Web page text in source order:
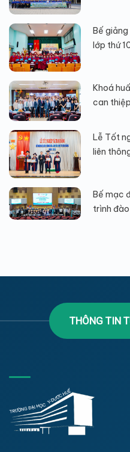
Bế
lớp thứ
Khoá
can
Lễ Tốt
liên
Bế mạc
trình
THÔNG TIN